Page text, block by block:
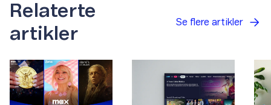
Relaterte
artikler
Se flere artikler